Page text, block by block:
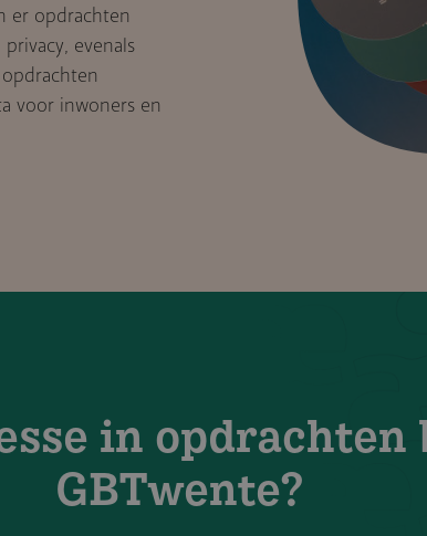
er opdrachten
evenals
voor inwoners en
in opdrachten
GBTwente?